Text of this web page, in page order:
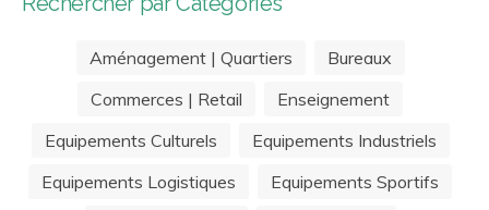
Aménagement | Quartiers
Bureaux
Commerces | Retail
Enseignement
Equipements Culturels
Equipements Industriels
Equipements Logistiques
Equipements Sportifs